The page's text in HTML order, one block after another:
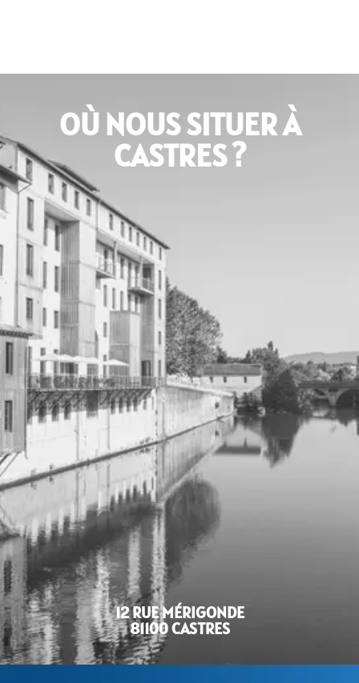
OÙ NOUS SITUER À
CASTRES ?
12 RUE MÉRIGONDE
81100 CASTRES